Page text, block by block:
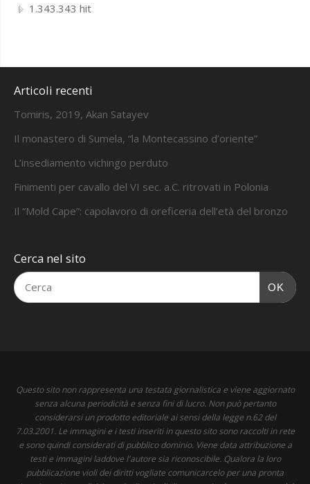
1.343.343 hit
Articoli recenti
Tomiris, 2019, Akan Satayev
Il monastero di Sumela, “la Montecassino d’oriente”
L’insediamento vichingo perduto
Finimenti per cavallo del VI sec. a.C. ritrovati in Polonia
Il “Mold Cape”: capolavoro di oreficeria dell’età del bronzo
Cerca nel sito
OK
Questo sito non rappresenta una testata giornalistica e viene aggiornato
senza alcuna periodicità e senza fini di lucro. Non può pertanto
considerarsi un prodotto editoriale ai sensi della legge n.62 del
7.03.2001. Le immagini e i testi inseriti in questo sito sono raccolti in rete
e sono quindi considerati di pubblico dominio. Viene data attribuzione a
testi e immagini laddove l'autore sia riconoscibile. Qualora la loro
pubblicazione violi dei diritti vogliate comunicarcelo per una pronta